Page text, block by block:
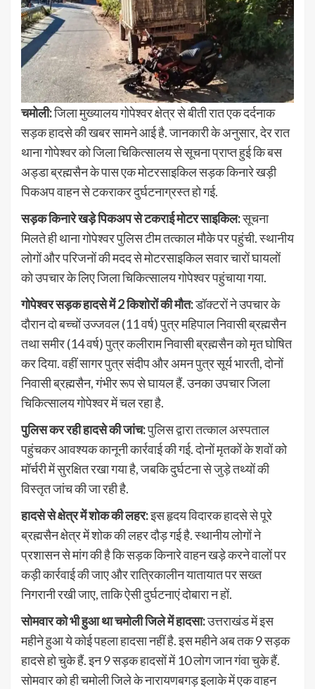
चमोली:जिला मुख्यालय गोपेश्वर क्षेत्र से बीती रात एक दर्दनाक
सड़क हादसे की खबर सामने आई है. जानकारी के अनुसार, देर रात
थाना गोपेश्वर को जिला चिकित्सालय से सूचना प्राप्त हुई कि बस
अड्डा ब्रह्मसैन के पास एक मोटरसाइकिल सड़क किनारे खड़ी
पिकअप वाहन से टकराकर दुर्घटनाग्रस्त हो गई.
सड़क किनारे खड़े पिकअप से टकराई मोटर साइकिल:सूचना
मिलते ही थाना गोपेश्वर पुलिस टीम तत्काल मौके पर पहुंची. स्थानीय
लोगों और परिजनों की मदद से मोटरसाइकिल सवार चारों घायलों
को उपचार के लिए जिला चिकित्सालय गोपेश्वर पहुंचाया गया.
गोपेश्वर सड़क हादसे में 2 किशोरों की मौत:डॉक्टरों ने उपचार के
दौरान दो बच्चों उज्जवल (11 वर्ष) पुत्र महिपाल निवासी ब्रह्मसैन
तथा समीर (14 वर्ष) पुत्र कलीराम निवासी ब्रह्मसैन को मृत घोषित
कर दिया. वहीं सागर पुत्र संदीप और अमन पुत्र सूर्य भारती, दोनों
निवासी ब्रह्मसैन, गंभीर रूप से घायल हैं. उनका उपचार जिला
चिकित्सालय गोपेश्वर में चल रहा है.
पुलिस कर रही हादसे की जांच:पुलिस द्वारा तत्काल अस्पताल
पहुंचकर आवश्यक कानूनी कार्रवाई की गई. दोनों मृतकों के शवों को
मॉर्चरी में सुरक्षित रखा गया है, जबकि दुर्घटना से जुड़े तथ्यों की
विस्तृत जांच की जा रही है.
हादसे से क्षेत्र में शोक की लहर:इस हृदय विदारक हादसे से पूरे
ब्रह्मसैन क्षेत्र में शोक की लहर दौड़ गई है. स्थानीय लोगों ने
प्रशासन से मांग की है कि सड़क किनारे वाहन खड़े करने वालों पर
कड़ी कार्रवाई की जाए और रात्रिकालीन यातायात पर सख्त
निगरानी रखी जाए, ताकि ऐसी दुर्घटनाएं दोबारा न हों.
सोमवार को भी हुआ था चमोली जिले में हादसा:उत्तराखंड में इस
महीने हुआ ये कोई पहला हादसा नहीं है. इस महीने अब तक 9 सड़क
हादसे हो चुके हैं. इन 9 सड़क हादसों में 10 लोग जान गंवा चुके हैं.
सोमवार को ही चमोली जिले के नारायणबगड़ इलाके में एक वाहन